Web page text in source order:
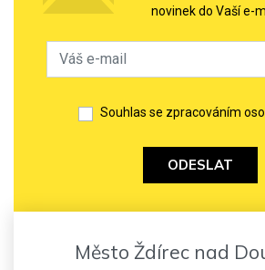
novinek do Vaší e-
Souhlas se zpracováním
ODESLAT
Město Ždírec nad